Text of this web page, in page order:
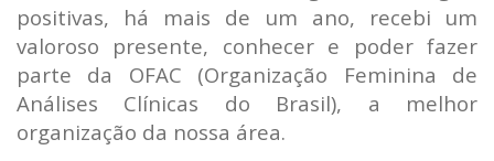
positivas, há mais de um ano, recebi um
valoroso presente, conhecer e poder fazer
parte da OFAC (Organização Feminina de
Análises Clínicas do Brasil), a melhor
organização da nossa área.